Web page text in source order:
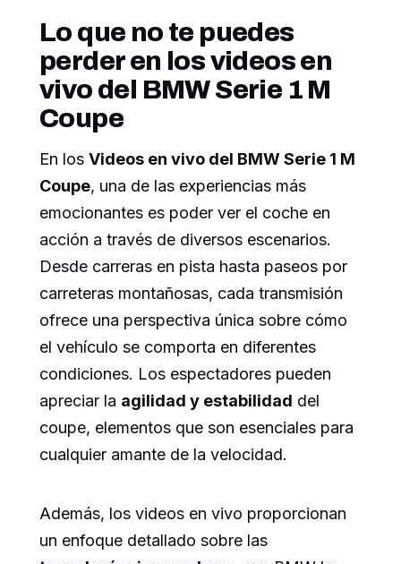
Lo que no te puedes
perder en los videos en
vivo del BMW Serie 1 M
Coupe
En los Videos en vivo del BMW Serie 1 M
Coupe, una de las experiencias más
emocionantes es poder ver el coche en
acción a través de diversos escenarios.
Desde carreras en pista hasta paseos por
carreteras montañosas, cada transmisión
ofrece una perspectiva única sobre cómo
el vehículo se comporta en diferentes
condiciones. Los espectadores pueden
apreciar la agilidad y estabilidad del
coupe, elementos que son esenciales para
cualquier amante de la velocidad.
Además, los videos en vivo proporcionan
un enfoque detallado sobre las